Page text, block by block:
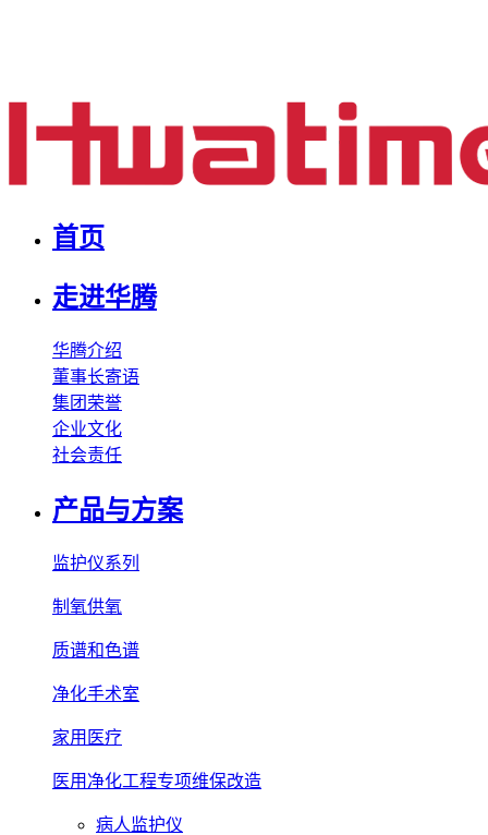
首页
走进华腾
华腾介绍
董事长寄语
集团荣誉
企业文化
社会责任
产品与方案
监护仪系列
制氧供氧
质谱和色谱
净化手术室
家用医疗
医用净化工程专项维保改造
病人监护仪